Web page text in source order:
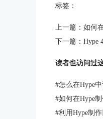
标签：
上一篇： 如何
下一篇： Hype
读者也访问过
#怎么在Hype
#如何在Hype
#利用Hype制